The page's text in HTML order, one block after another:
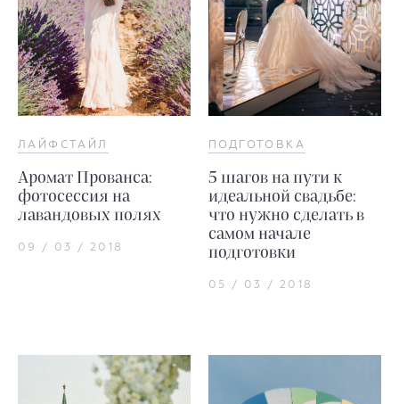
ЛАЙФСТАЙЛ
Аромат Прованса:
фотосессия на
лавандовых полях
09 / 03 / 2018
ПОДГОТОВКА
5 шагов на пути к
идеальной свадьбе:
что нужно сделать в
самом начале
подготовки
05 / 03 / 2018